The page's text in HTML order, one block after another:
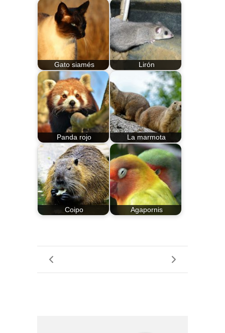
Gato siamés Lirón
Panda rojo La marmota
Coipo Agapornis